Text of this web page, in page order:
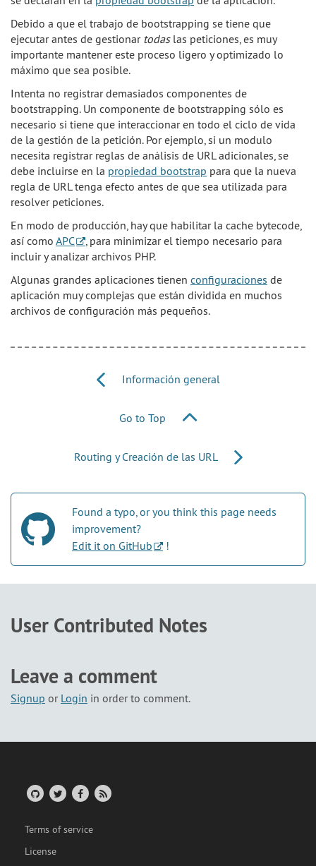
Debido a que el trabajo de bootstrapping se tiene que
ejecutar antes de gestionar todaslas peticiones, es muy
importante mantener este proceso ligero y optimizado lo
máximo que sea posible.
Intenta no registrar demasiados componentes de
bootstrapping. Un componente de bootstrapping sólo es
necesario si tiene que interaccionar en todo el ciclo de vida
de la gestión de la petición. Por ejemplo, si un modulo
necesita registrar reglas de análisis de URL adicionales, se
debe incluirse en la propiedad bootstrap para que la nueva
regla de URL tenga efecto antes de que sea utilizada para
resolver peticiones.
En modo de producción, hay que habilitar la cache bytecode,
así como APC
, para minimizar el tiempo necesario para
incluir y analizar archivos PHP.
Algunas grandes aplicaciones tienen configuraciones de
aplicación muy complejas que están dividida en muchos
archivos de configuración más pequeños.
Información general
Go to Top
Routing y Creación de las URL
Found a typo, or you think this page needs
improvement?
Edit it on GitHub
!
User Contributed Notes
Leave a comment
Signup or Login in order to comment.
Terms of service
License